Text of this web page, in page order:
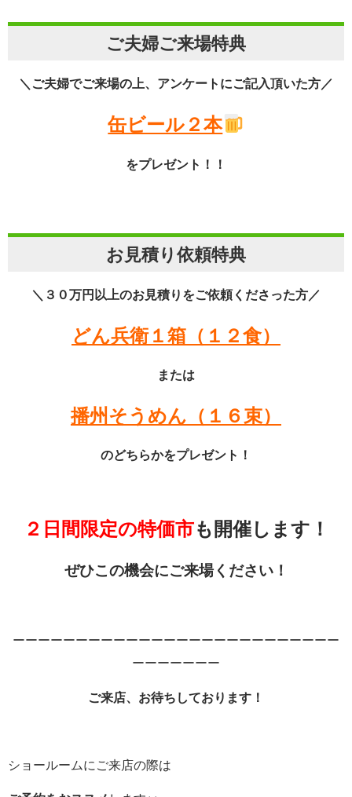
ご夫婦ご来場特典
＼ご夫婦でご来場の上、アンケートにご記入頂いた方／
缶ビール２本
をプレゼント！！
お見積り依頼特典
＼３０万円以上のお見積りをご依頼くださった方／
どん兵衛１箱（１２食）
または
播州そうめん（１６束）
のどちらかをプレゼント！
２日間限定の特価市も開催します！
ぜひこの機会にご来場ください！
ーーーーーーーーーーーーーーーーーーーーーーーーーー
ーーーーーーー
ご来店、お待ちしております！
ショールームにご来店の際は